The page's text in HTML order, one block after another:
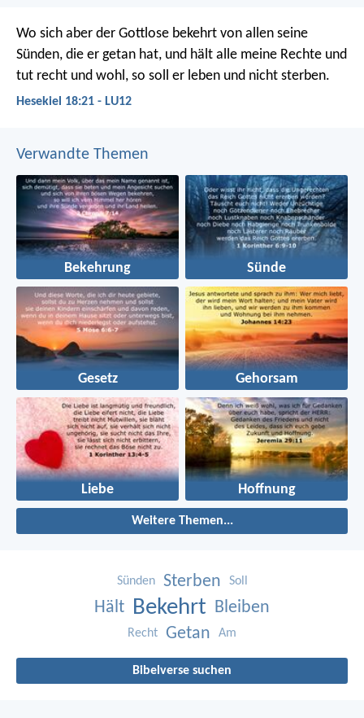
Wo sich aber der Gottlose bekehrt von allen seine
Sünden, die er getan hat, und hält alle meine Rechte und
tut recht und wohl, so soll er leben und nicht sterben.
Hesekiel 18:21 - LU12
Verwandte Themen
Bekehrung Sünde
Gesetz Gehorsam
Liebe Hoffnung
Weitere Themen...
Sünden Sterben Soll
Hält Bekehrt Bleiben
Recht Getan Am
Bibelverse suchen